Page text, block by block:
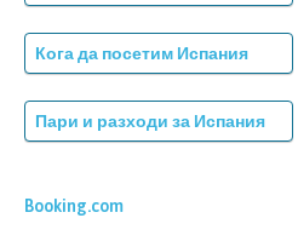
Кога да посетим Испания
Пари и разходи за Испания
Booking.com